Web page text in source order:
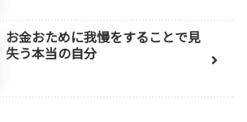
お金おために我慢をすることで見
失う本当の自分